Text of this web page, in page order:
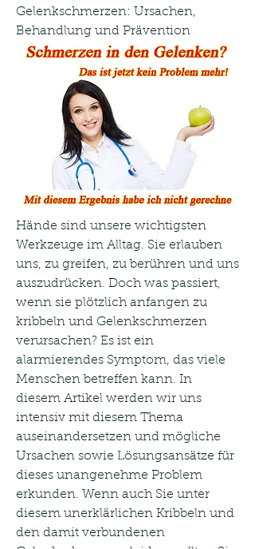
Gelenkschmerzen: Ursachen,
Behandlung und Prävention
Hände sind unsere wichtigsten
Werkzeuge im Alltag. Sie erlauben
uns, zu greifen, zu berühren und uns
auszudrücken. Doch was passiert,
wenn sie plötzlich anfangen zu
kribbeln und Gelenkschmerzen
verursachen? Es ist ein
alarmierendes Symptom, das viele
Menschen betreffen kann. In
diesem Artikel werden wir uns
intensiv mit diesem Thema
auseinandersetzen und mögliche
Ursachen sowie Lösungsansätze für
dieses unangenehme Problem
erkunden. Wenn auch Sie unter
diesem unerklärlichen Kribbeln und
den damit verbundenen